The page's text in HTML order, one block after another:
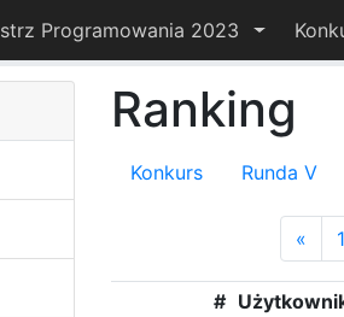
Programowania 2023
Ranking
Konkurs Runda V
« 1
#